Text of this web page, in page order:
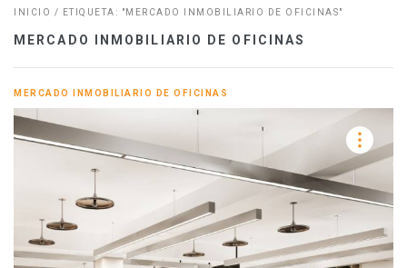
INICIO / ETIQUETA: "MERCADO INMOBILIARIO DE OFICINAS"
MERCADO INMOBILIARIO DE OFICINAS
MERCADO INMOBILIARIO DE OFICINAS